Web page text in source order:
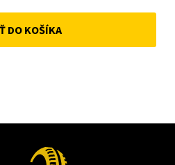
price
was:
price
is:
DO KOŠÍKA